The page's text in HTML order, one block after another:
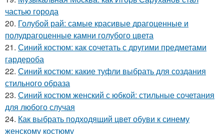
частью города
20. Голубой рай: самые красивые драгоценные и
полудрагоценные камни голубого цвета
21. Синий костюм: как сочетать с другими предметами
гардероба
22. Синий костюм: какие туфли выбрать для создания
стильного образа
23. Синий костюм женский с юбкой: стильные сочетания
для любого случая
24. Как выбрать подходящий цвет обуви к синему
женскому костюму